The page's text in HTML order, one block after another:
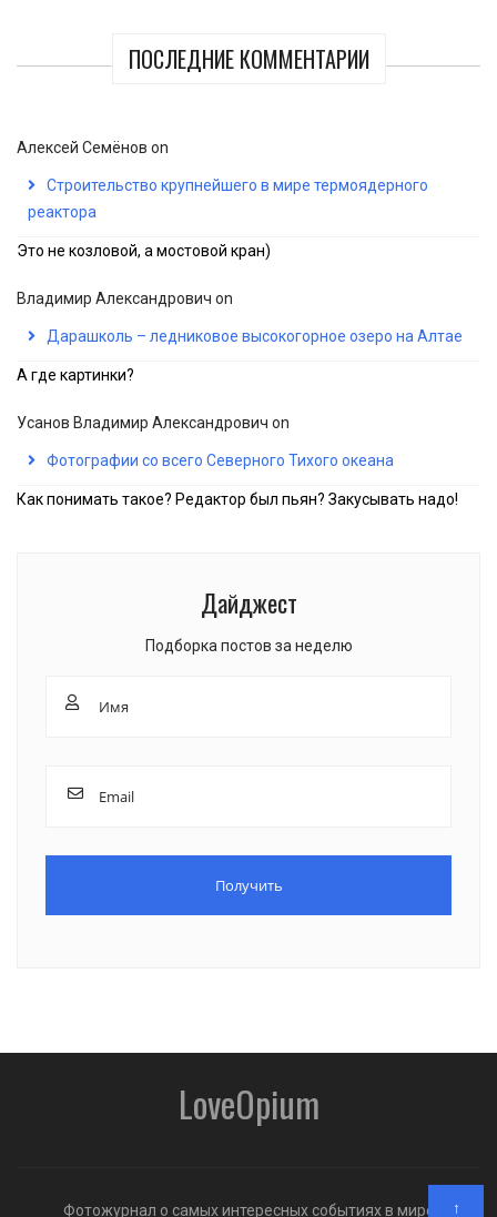
ПОСЛЕДНИЕ КОММЕНТАРИИ
Алексей Семёнов on
Строительство крупнейшего в мире термоядерного
реактора
Это не козловой, а мостовой кран)
Владимир Александрович on
Дарашколь – ледниковое высокогорное озеро на Алтае
А где картинки?
Усанов Владимир Александрович on
Фотографии со всего Северного Тихого океана
Как понимать такое? Редактор был пьян? Закусывать надо!
Дайджест
Подборка постов за неделю
LoveOpium
Фотожурнал о самых интересных событиях в мире ↑